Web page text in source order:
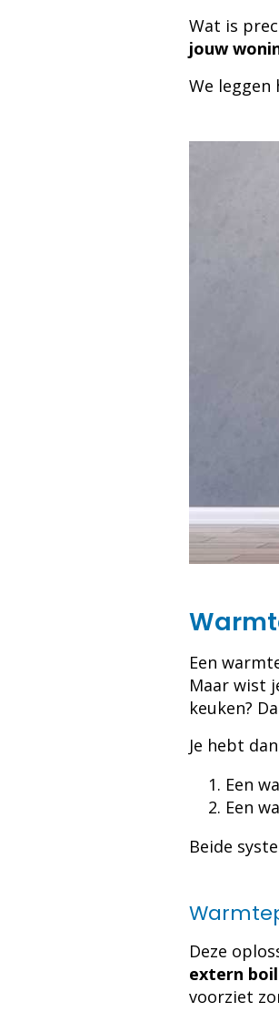
Wat is
jouw
We
Een
Maar wist
keuken?
Je hebt
Een
Een
Beide
Deze
extern
voorziet